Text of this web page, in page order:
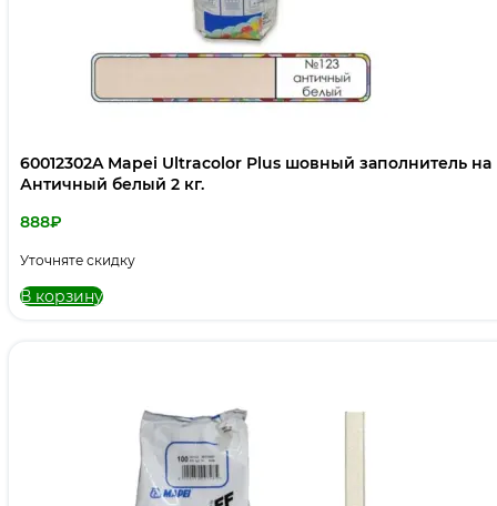
60012302A Mapei Ultracolor Plus шовный заполнитель
Античный белый 2 кг.
888₽
Уточняте скидку
В корзину